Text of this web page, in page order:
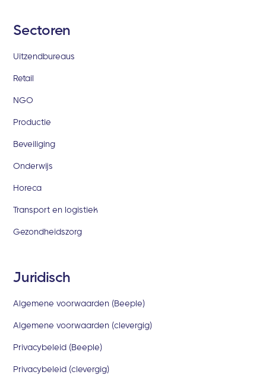
Sectoren
Uitzendbureaus
Retail
NGO
Productie
Beveiliging
Onderwijs
Horeca
Transport en logistiek
Gezondheidszorg
Juridisch
Algemene voorwaarden (Beeple)
Algemene voorwaarden (clevergig)
Privacybeleid (Beeple)
Privacybeleid (clevergig)